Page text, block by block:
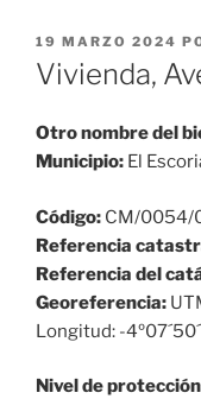
PUBLICADO
EL
19 MARZO 2024
Vivienda,
Otro nombre del
Municipio: El
Código: CM/0054/
Referencia
Referencia del
Georeferencia:
Longitud: -
Nivel de